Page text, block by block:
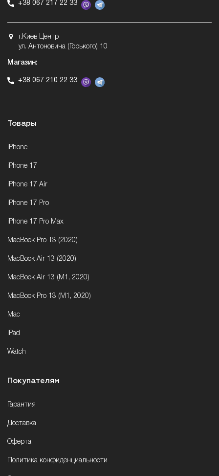
+38 067 217 22 33
г.Киев Центр
ул. Антоновича (Горького) 10
Магазин:
+38 067 210 22 33
Товары
iPhone
iPhone 17
iPhone 17 Air
iPhone 17 Pro
iPhone 17 Pro Max
MacBook Pro 13 (2020)
MacBook Air 13 (2020)
MacBook Air 13 (M1, 2020)
MacBook Pro 13 (M1, 2020)
Mac
iPad
Watch
Покупателям
Гарантия
Доставка
Оферта
Политика конфиденциальности